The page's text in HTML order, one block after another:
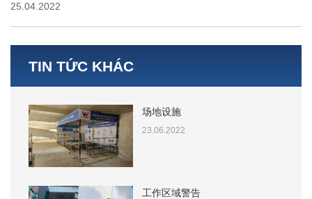
25.04.2022
TIN TỨC KHÁC
场地设施
23.06.2022
工作区域警告